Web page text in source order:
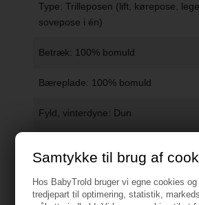
Samtykke til brug af
Hos BabyTrold bruger vi egne cookies
tredjepart til optimering, statistik,
Type: Trilleposen (lift, kørepose,
sovepose i én)
Betræk: 100% bomuld
Bæreplade: 100% bomuld
Fyld, vinterdyne: Dun
Vis alle